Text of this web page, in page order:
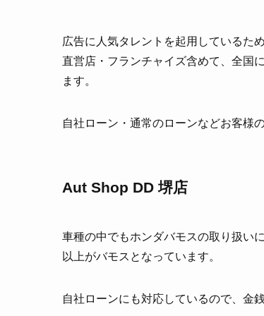
広告に人気タレントを起用しているた
直営店・フランチャイズ含めて、全国
ます。
自社ローン・通常のローンなどお客様
Aut Shop DD 堺店
車種の中でもホンダバモスの取り扱い
以上がバモスとなっています。
自社ローンにも対応しているので、金